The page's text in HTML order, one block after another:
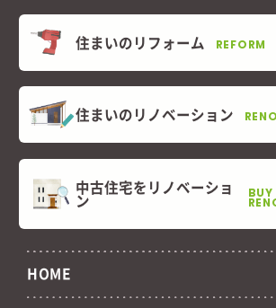
住まいのリフォーム REFORM
住まいのリノベーション
中古住宅をリノベーショ
ン
HOME